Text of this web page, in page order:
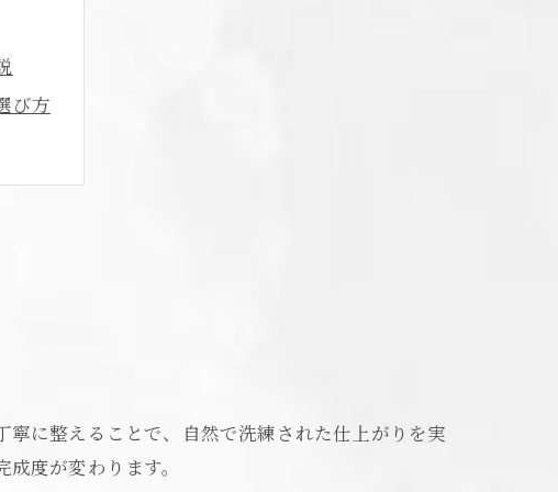
び方
徴
徴
に整えることで、自然で洗練された仕上がりを実
度が変わります。